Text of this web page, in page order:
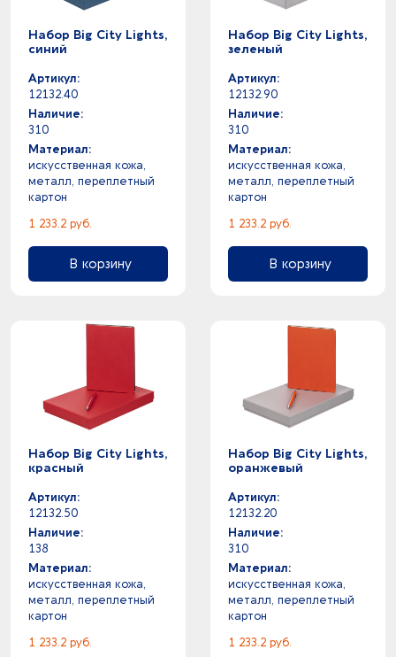
Набор Big City Lights,
синий
Артикул:
12132.40
Наличие:
310
Материал:
искусственная кожа,
металл, переплетный
картон
1 233.2 руб.
В корзину
Набор Big City Lights,
зеленый
Артикул:
12132.90
Наличие:
310
Материал:
искусственная кожа,
металл, переплетный
картон
1 233.2 руб.
В корзину
Набор Big City Lights,
красный
Артикул:
12132.50
Наличие:
138
Материал:
искусственная кожа,
металл, переплетный
картон
1 233.2 руб.
Набор Big City Lights,
оранжевый
Артикул:
12132.20
Наличие:
310
Материал:
искусственная кожа,
металл, переплетный
картон
1 233.2 руб.